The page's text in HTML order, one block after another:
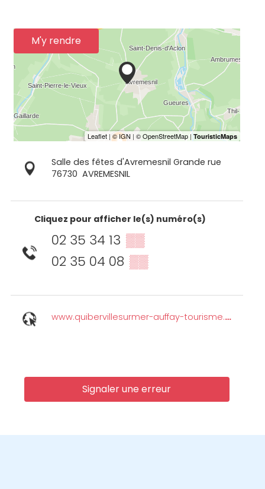
M'y rendre
Salle des fêtes d'Avremesnil Grande rue
76730 AVREMESNIL
Cliquez pour afficher le(s) numéro(s)
02 35 34 13 ▒▒
02 35 04 08 ▒▒
www.quibervillesurmer-auffay-tourisme.com
Signaler une erreur